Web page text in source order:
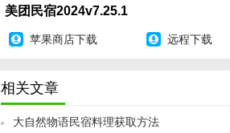
美团民宿2024v7.25.1
苹果商店下载 远程下载
相关文章
大自然物语民宿料理获取方法